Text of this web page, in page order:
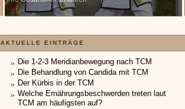
»»»
AKTUELLE EINTRÄGE
Die 1-2-3 Meridianbewegung nach TCM
Die Behandlung von Candida mit TCM
Der Kürbis in der TCM
Welche Ernährungsbeschwerden treten laut
TCM am häufigsten auf?